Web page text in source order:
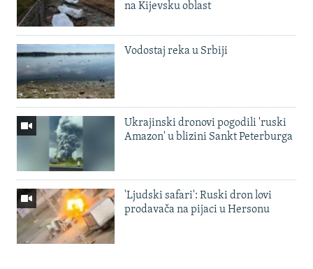
na Kijevsku oblast
Vodostaj reka u Srbiji
Ukrajinski dronovi pogodili 'ruski
Amazon' u blizini Sankt Peterburga
'Ljudski safari': Ruski dron lovi
prodavača na pijaci u Hersonu